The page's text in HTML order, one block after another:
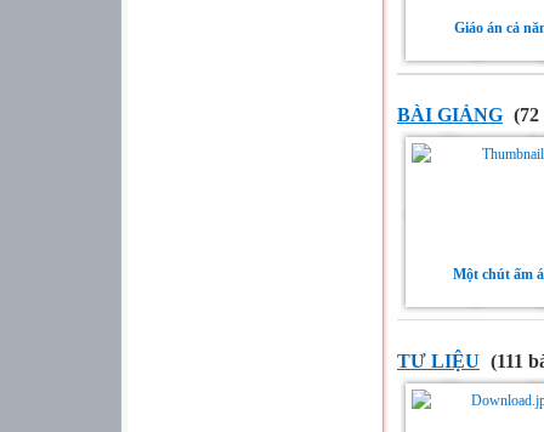
Giáo án cả
BÀI GIẢNG
Một chút ấm
TƯ LIỆU (111